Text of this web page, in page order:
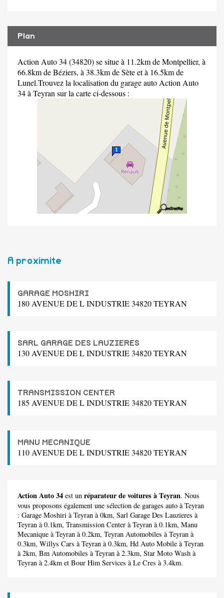
Plan
Action Auto 34 (34820) se situe à 11.2km de Montpellier, à
66.8km de Béziers, à 38.3km de Sète et à 16.5km de
Lunel.Trouvez la localisation du garage auto Action Auto
34 à Teyran sur la carte ci-dessous :
A proximite
GARAGE MOSHIRI
180 AVENUE DE L INDUSTRIE 34820 TEYRAN
SARL GARAGE DES LAUZIERES
130 AVENUE DE L INDUSTRIE 34820 TEYRAN
TRANSMISSION CENTER
185 AVENUE DE L INDUSTRIE 34820 TEYRAN
MANU MECANIQUE
110 AVENUE DE L INDUSTRIE 34820 TEYRAN
Action Auto 34 est un réparateur de voitures à Teyran. Nous
vous proposons également une sélection de garages auto à Teyran
: Garage Moshiri à Teyran à 0km, Sarl Garage Des Lauzieres à
Teyran à 0.1km, Transmission Center à Teyran à 0.1km, Manu
Mecanique à Teyran à 0.2km, Teyran Automobiles à Teyran à
0.3km, Willys Cars à Teyran à 0.3km, Hd Auto Mobile à Teyran
à 2km, Bm Automobiles à Teyran à 2.3km, Star Moto Wash à
Teyran à 2.4km et Bour Him Services à Le Cres à 3.4km.